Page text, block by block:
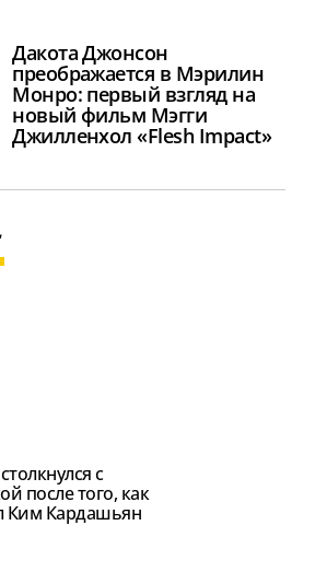
Дакота Джонсон
преображается в Мэрилин
Монро: первый взгляд на
новый фильм Мэгги
Джилленхол «Flesh Impact»
с
после того, как
Ким Кардашьян